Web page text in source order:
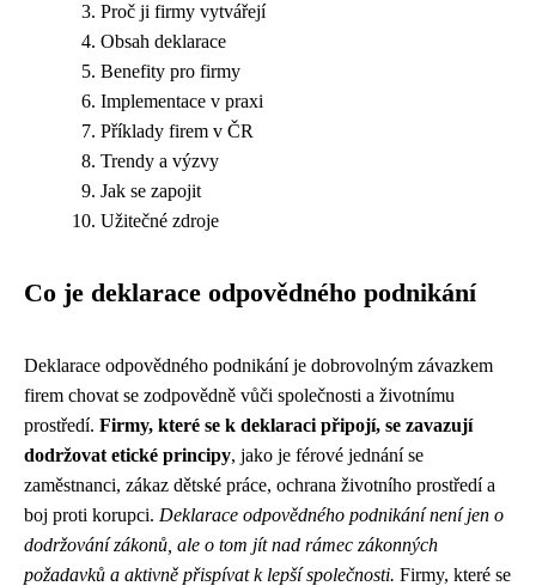
Proč ji firmy vytvářejí
Obsah deklarace
Benefity pro firmy
Implementace v praxi
Příklady firem v ČR
Trendy a výzvy
Jak se zapojit
Užitečné zdroje
Co je deklarace odpovědného podnikání
Deklarace odpovědného podnikání je dobrovolným závazkem
firem chovat se zodpovědně vůči společnosti a životnímu
prostředí. Firmy, které se k deklaraci připojí, se zavazují
dodržovat etické principy, jako je férové jednání se
zaměstnanci, zákaz dětské práce, ochrana životního prostředí a
boj proti korupci. Deklarace odpovědného podnikání není jen o
dodržování zákonů, ale o tom jít nad rámec zákonných
požadavků a aktivně přispívat k lepší společnosti. Firmy, které se